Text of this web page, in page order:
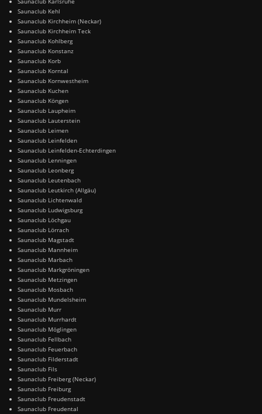
Saunaclub Kehl
Saunaclub Kirchheim (Neckar)
Saunaclub Kirchheim Teck
Saunaclub Kohlberg
Saunaclub Konstanz
Saunaclub Korb
Saunaclub Korntal
Saunaclub Kornwestheim
Saunaclub Kuchen
Saunaclub Köngen
Saunaclub Laupheim
Saunaclub Lauterstein
Saunaclub Leimen
Saunaclub Leinfelden
Saunaclub Leinfelden-Echterdingen
Saunaclub Lenningen
Saunaclub Leonberg
Saunaclub Leutenbach
Saunaclub Leutkirch (Allgäu)
Saunaclub Lichtenwald
Saunaclub Ludwigsburg
Saunaclub Löchgau
Saunaclub Lörrach
Saunaclub Magstadt
Saunaclub Mannheim
Saunaclub Marbach
Saunaclub Markgröningen
Saunaclub Metzingen
Saunaclub Mosbach
Saunaclub Mundelsheim
Saunaclub Murr
Saunaclub Murrhardt
Saunaclub Möglingen
Saunaclub Fellbach
Saunaclub Feuerbach
Saunaclub Filderstadt
Saunaclub Fils
Saunaclub Freiberg (Neckar)
Saunaclub Freiburg
Saunaclub Freudenstadt
Saunaclub Freudental